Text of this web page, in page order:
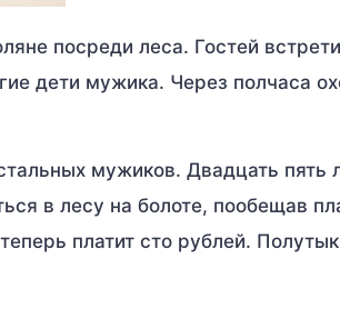
посреди леса. Гостей
дети мужика. Через полчаса
мужиков. Двадцать пять
в лесу на болоте, пообещав
платит сто рублей.